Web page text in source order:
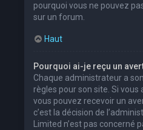
pourquoi vous ne pouvez
sur un forum.
Haut
Pourquoi ai-je reçu un
Chaque administrateur a
règles pour son site. Si vous
vous pouvez recevoir un
c’est la décision de
Limited n’est pas concerné